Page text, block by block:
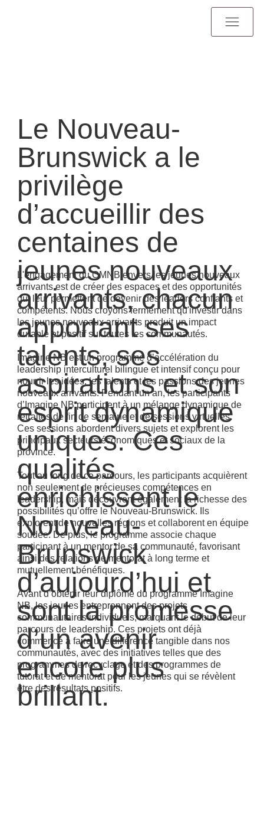
Le Nouveau-
Brunswick a le
privilège
d’accueillir des
centaines de
jeunes nouveaux
arrivants, chacun
apportant ses
talents, ses
aspirations et son
esprit dynamique
uniques. Ces
qualités
enrichissent le
Nouveau-
Brunswick
d’aujourd’hui et
sont la promesse
d’un avenir
encore plus
brillant.
L'engagement du CMNB envers les jeunes nouveaux
arrivants est de créer des espaces et des opportunités
qui leur permettent de devenir des leaders confiants et
compétents. Nous croyons fermement qu'investir dans
les jeunes nouveaux arrivants produit un impact
durable et positif sur toutes les communautés.
Imagine NB est un programme d’accélération du
leadership interculturel bilingue et intensif conçu pour
nourrir les idées, les talents et les passions des jeunes
nouveaux arrivants. Pendant un an, les participants
d’Imagine NB participent à un mélange dynamique de
retraites de fin de semaine et de sessions virtuelles.
Ces sessions abordent divers sujets et explorent les
principaux secteurs économiques et sociaux de la
province.
Tout au long de ce parcours, les participants acquièrent
non seulement de précieuses compétences en
leadership, mais découvrent également la richesse des
possibilités qu’offre le Nouveau-Brunswick. Ils
explorent de nouvelles régions et collaborent en équipe
soudée. De plus, le programme associe chaque
participant à un mentor de sa communauté, favorisant
ainsi des relations de mentorat à long terme et
mutuellement bénéfiques.
Avant d’obtenir leur diplôme du programme Imagine
NB, les jeunes entreprennent des projets
communautaires individuels, marquant le début de leur
parcours de leadership. Ces projets ont déjà
commencé à faire une différence tangible dans nos
communautés, avec des initiatives telles que des
programmes de recyclage et des programmes de
tutorat et de mentorat pour les jeunes qui se révèlent
être des résultats positifs.